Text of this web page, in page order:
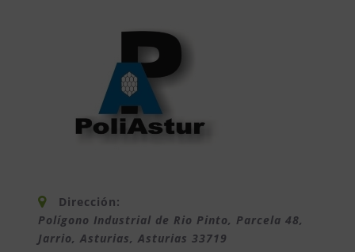
Dirección:
Polígono Industrial de Rio Pinto, Parcela 48,
Jarrio, Asturias, Asturias 33719